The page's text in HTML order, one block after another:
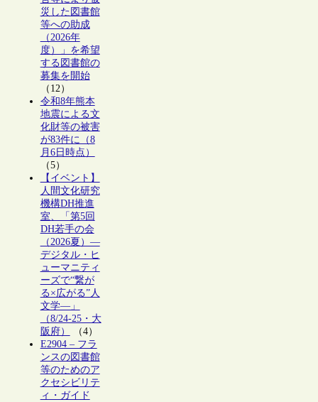
災した図書館
等への助成
（2026年
度）」を希望
する図書館の
募集を開始
（12）
令和8年熊本
地震による文
化財等の被害
が83件に（8
月6日時点）
（5）
【イベント】
人間文化研究
機構DH推進
室、「第5回
DH若手の会
（2026夏）―
デジタル・ヒ
ューマニティ
ーズで“繋が
る×広がる”人
文学―」
（8/24-25・大
阪府）
（4）
E2904 – フラ
ンスの図書館
等のためのア
クセシビリテ
ィ・ガイド